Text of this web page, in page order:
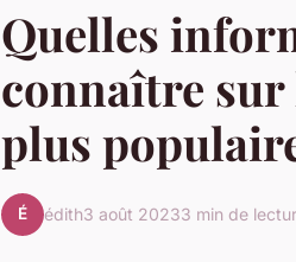
Quelles
connaître sur
plus
É édith3 août 20233 min de